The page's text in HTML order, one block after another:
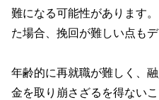
難になる可能性があります
た場合、挽回が難しい点もデ
年齢的に再就職が難しく、
金を取り崩さざるを得ない